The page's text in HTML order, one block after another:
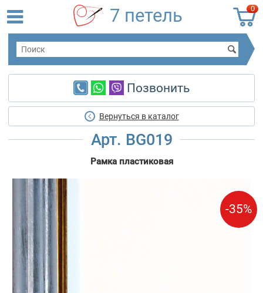
0
7 петель
Позвонить
Вернуться в каталог
Арт. BG019
Рамка пластиковая
-35%